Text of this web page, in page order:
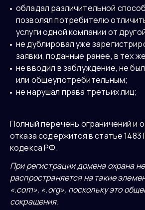
обладал различительной
позволял потребителю
услуги одной компании от
не дублировал уже
заявки, поданные ранее, в тех
не вводил в заблуждение, не
или общеупотребительным;
не нарушал права третьих лиц;
Полный перечень ограничений и
отказа содержится в статье 1483
кодекса РФ.
При регистрации домена охрана не
распространяется на такие
«.com», «.org», поскольку это
сокращения.